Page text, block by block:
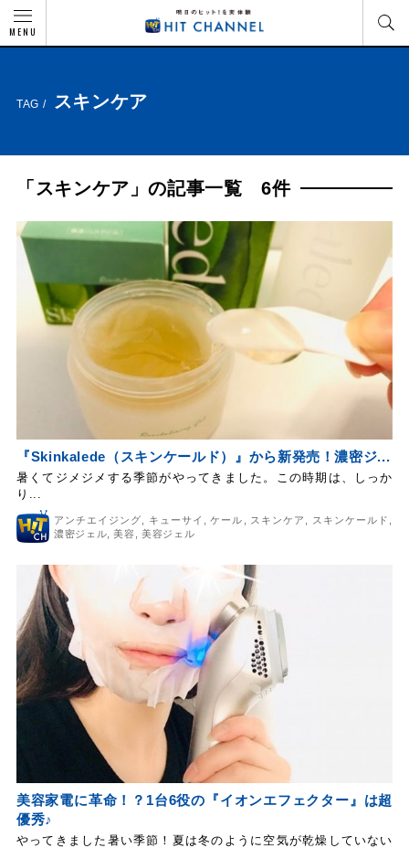
MENU
TAG / スキンケア
「スキンケア」の記事一覧 6件
『Skinkalede（スキンケールド）』から新発売！濃密ジ...
暑くてジメジメする季節がやってきました。この時期は、しっか
り...
アンチエイジング キューサイ ,ケール スキンケア スキンケールド
濃密ジェル ,美容 ,美容ジェル
美容家電に革命！？1台6役の『イオンエフェクター』は超
優秀♪
やってきました暑い季節！夏は冬のように空気が乾燥していない